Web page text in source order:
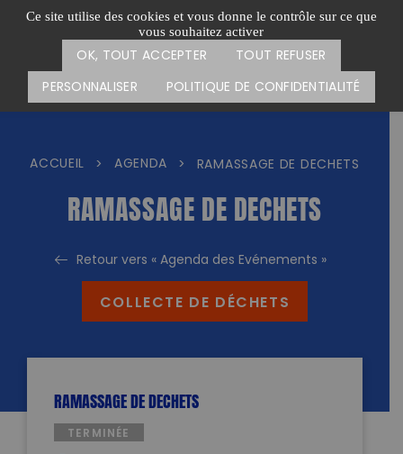
Ce site utilise des cookies et vous donne le contrôle sur ce que
vous souhaitez activer
OK, TOUT ACCEPTER
TOUT REFUSER
PERSONNALISER
POLITIQUE DE CONFIDENTIALITÉ
Passer
Menu
CARTE DES ACTIONS FAIRE UN DON
ACCUEIL > AGENDA > RAMASSAGE DE DECHETS
RAMASSAGE DE DECHETS
Retour vers « Agenda des Evénements »
COLLECTE DE DÉCHETS
RAMASSAGE DE DECHETS
TERMINÉE